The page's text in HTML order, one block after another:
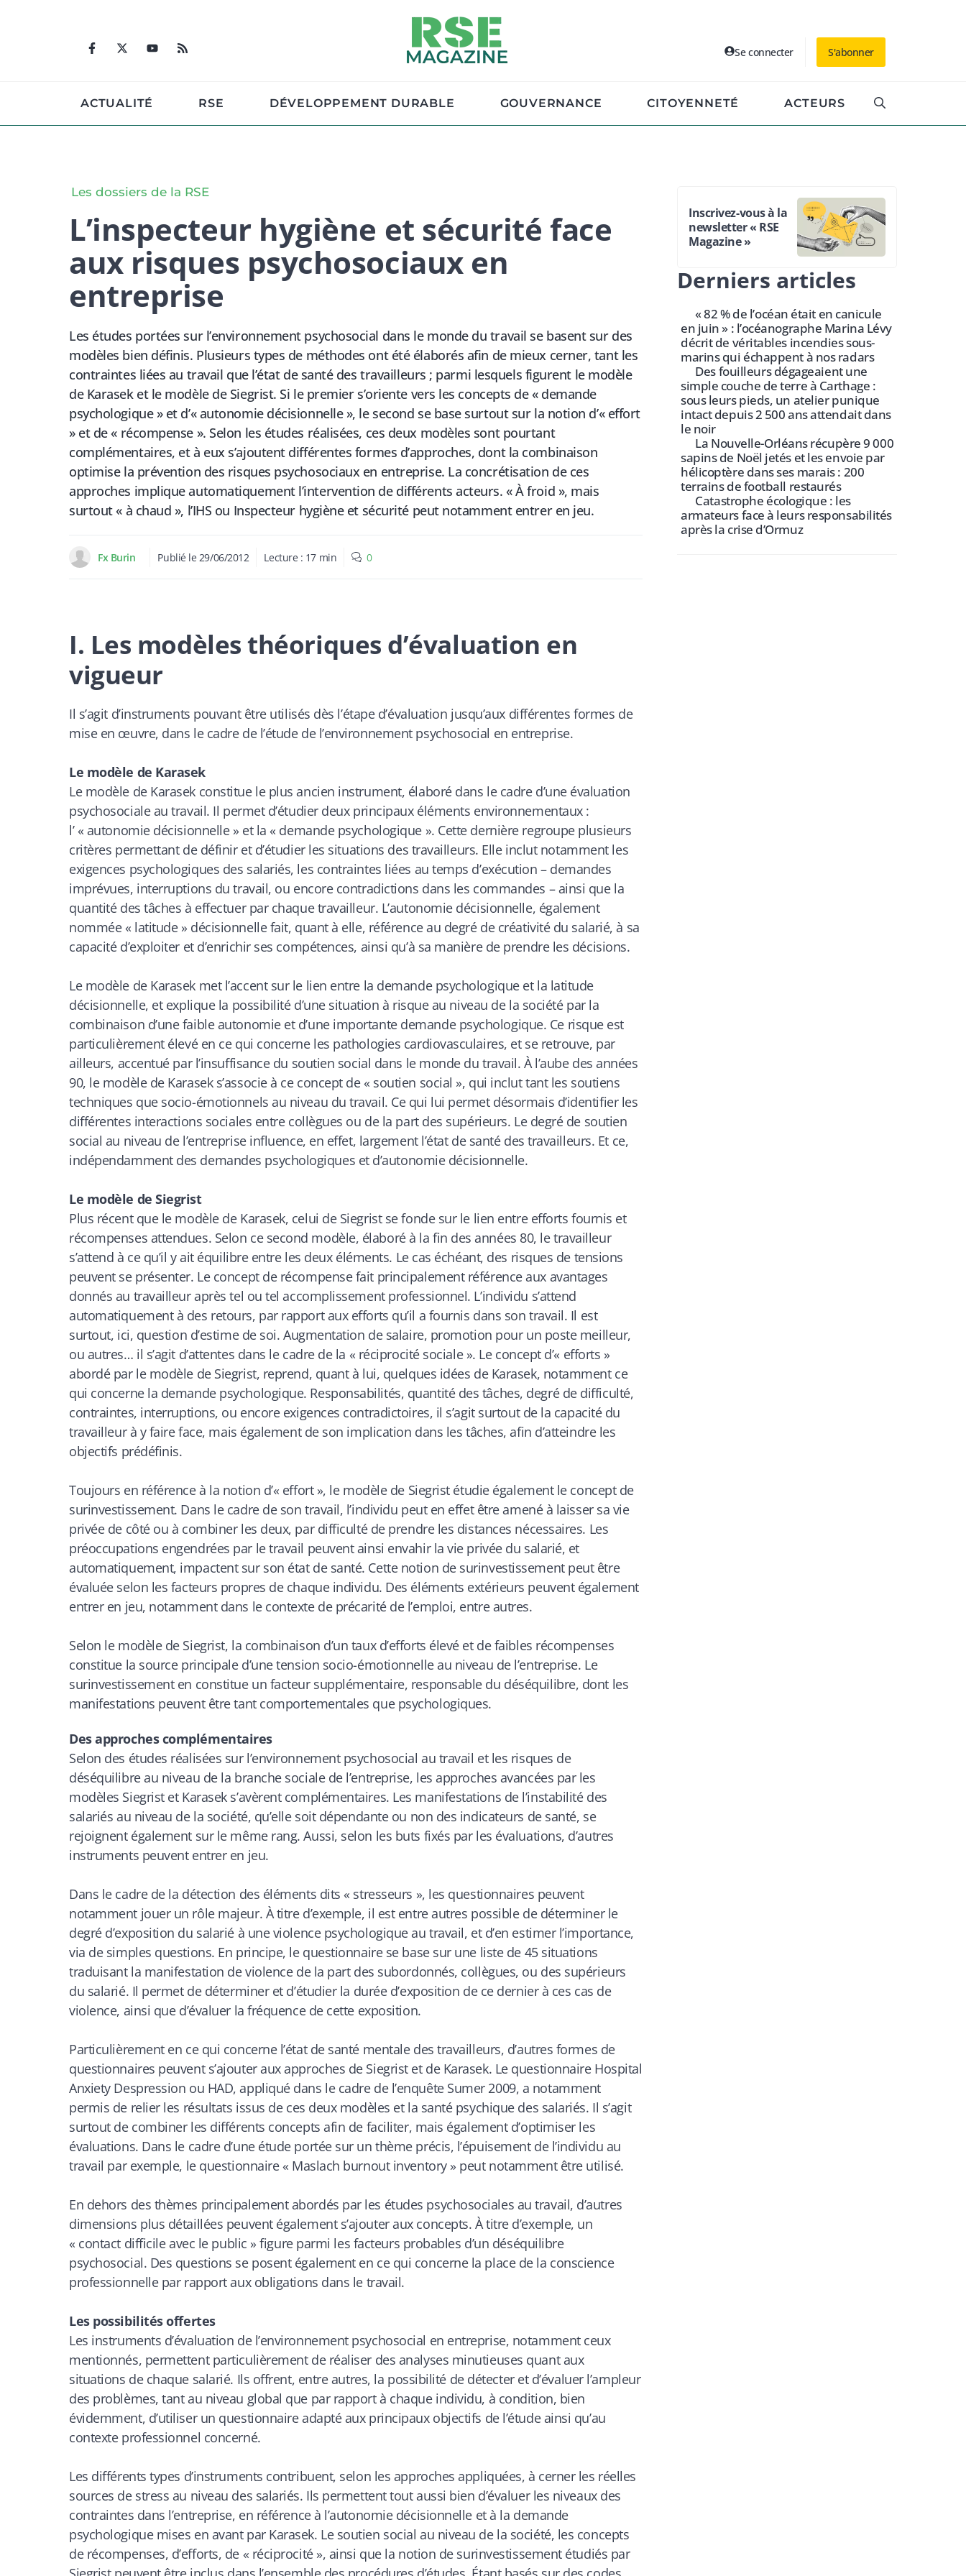
Se connecter S'abonner
ACTUALITÉ RSE DÉVELOPPEMENT DURABLE GOUVERNANCE CITOYENNETÉ ACTEURS
Les dossiers de la RSE
L’inspecteur hygiène et sécurité face
aux risques psychosociaux en
entreprise
Les études portées sur l’environnement psychosocial dans le monde du travail se basent sur des
modèles bien définis. Plusieurs types de méthodes ont été élaborés afin de mieux cerner, tant les
contraintes liées au travail que l’état de santé des travailleurs ; parmi lesquels figurent le modèle
de Karasek et le modèle de Siegrist. Si le premier s’oriente vers les concepts de « demande
psychologique » et d’« autonomie décisionnelle », le second se base surtout sur la notion d’« effort
» et de « récompense ». Selon les études réalisées, ces deux modèles sont pourtant
complémentaires, et à eux s’ajoutent différentes formes d’approches, dont la combinaison
optimise la prévention des risques psychosociaux en entreprise. La concrétisation de ces
approches implique automatiquement l’intervention de différents acteurs. « À froid », mais
surtout « à chaud », l’IHS ou Inspecteur hygiène et sécurité peut notamment entrer en jeu.
Fx Burin Publié le 29/06/2012 Lecture : 17 min 0
I. Les modèles théoriques d’évaluation en
vigueur
Il s’agit d’instruments pouvant être utilisés dès l’étape d’évaluation jusqu’aux différentes formes de
mise en œuvre, dans le cadre de l’étude de l’environnement psychosocial en entreprise.
Le modèle de Karasek
Le modèle de Karasek constitue le plus ancien instrument, élaboré dans le cadre d’une évaluation
psychosociale au travail. Il permet d’étudier deux principaux éléments environnementaux :
l’ « autonomie décisionnelle » et la « demande psychologique ». Cette dernière regroupe plusieurs
critères permettant de définir et d’étudier les situations des travailleurs. Elle inclut notamment les
exigences psychologiques des salariés, les contraintes liées au temps d’exécution – demandes
imprévues, interruptions du travail, ou encore contradictions dans les commandes – ainsi que la
quantité des tâches à effectuer par chaque travailleur. L’autonomie décisionnelle, également
nommée « latitude » décisionnelle fait, quant à elle, référence au degré de créativité du salarié, à sa
capacité d’exploiter et d’enrichir ses compétences, ainsi qu’à sa manière de prendre les décisions.
Le modèle de Karasek met l’accent sur le lien entre la demande psychologique et la latitude
décisionnelle, et explique la possibilité d’une situation à risque au niveau de la société par la
combinaison d’une faible autonomie et d’une importante demande psychologique. Ce risque est
particulièrement élevé en ce qui concerne les pathologies cardiovasculaires, et se retrouve, par
ailleurs, accentué par l’insuffisance du soutien social dans le monde du travail. À l’aube des années
90, le modèle de Karasek s’associe à ce concept de « soutien social », qui inclut tant les soutiens
techniques que socio-émotionnels au niveau du travail. Ce qui lui permet désormais d’identifier les
différentes interactions sociales entre collègues ou de la part des supérieurs. Le degré de soutien
social au niveau de l’entreprise influence, en effet, largement l’état de santé des travailleurs. Et ce,
indépendamment des demandes psychologiques et d’autonomie décisionnelle.
Le modèle de Siegrist
Plus récent que le modèle de Karasek, celui de Siegrist se fonde sur le lien entre efforts fournis et
récompenses attendues. Selon ce second modèle, élaboré à la fin des années 80, le travailleur
s’attend à ce qu’il y ait équilibre entre les deux éléments. Le cas échéant, des risques de tensions
peuvent se présenter. Le concept de récompense fait principalement référence aux avantages
donnés au travailleur après tel ou tel accomplissement professionnel. L’individu s’attend
automatiquement à des retours, par rapport aux efforts qu’il a fournis dans son travail. Il est
surtout, ici, question d’estime de soi. Augmentation de salaire, promotion pour un poste meilleur,
ou autres… il s’agit d’attentes dans le cadre de la « réciprocité sociale ». Le concept d’« efforts »
abordé par le modèle de Siegrist, reprend, quant à lui, quelques idées de Karasek, notamment ce
qui concerne la demande psychologique. Responsabilités, quantité des tâches, degré de difficulté,
contraintes, interruptions, ou encore exigences contradictoires, il s’agit surtout de la capacité du
travailleur à y faire face, mais également de son implication dans les tâches, afin d’atteindre les
objectifs prédéfinis.
Toujours en référence à la notion d’« effort », le modèle de Siegrist étudie également le concept de
surinvestissement. Dans le cadre de son travail, l’individu peut en effet être amené à laisser sa vie
privée de côté ou à combiner les deux, par difficulté de prendre les distances nécessaires. Les
préoccupations engendrées par le travail peuvent ainsi envahir la vie privée du salarié, et
automatiquement, impactent sur son état de santé. Cette notion de surinvestissement peut être
évaluée selon les facteurs propres de chaque individu. Des éléments extérieurs peuvent également
entrer en jeu, notamment dans le contexte de précarité de l’emploi, entre autres.
Selon le modèle de Siegrist, la combinaison d’un taux d’efforts élevé et de faibles récompenses
constitue la source principale d’une tension socio-émotionnelle au niveau de l’entreprise. Le
surinvestissement en constitue un facteur supplémentaire, responsable du déséquilibre, dont les
manifestations peuvent être tant comportementales que psychologiques.
Des approches complémentaires
Selon des études réalisées sur l’environnement psychosocial au travail et les risques de
déséquilibre au niveau de la branche sociale de l’entreprise, les approches avancées par les
modèles Siegrist et Karasek s’avèrent complémentaires. Les manifestations de l’instabilité des
salariés au niveau de la société, qu’elle soit dépendante ou non des indicateurs de santé, se
rejoignent également sur le même rang. Aussi, selon les buts fixés par les évaluations, d’autres
instruments peuvent entrer en jeu.
Dans le cadre de la détection des éléments dits « stresseurs », les questionnaires peuvent
notamment jouer un rôle majeur. À titre d’exemple, il est entre autres possible de déterminer le
degré d’exposition du salarié à une violence psychologique au travail, et d’en estimer l’importance,
via de simples questions. En principe, le questionnaire se base sur une liste de 45 situations
traduisant la manifestation de violence de la part des subordonnés, collègues, ou des supérieurs
du salarié. Il permet de déterminer et d’étudier la durée d’exposition de ce dernier à ces cas de
violence, ainsi que d’évaluer la fréquence de cette exposition.
Particulièrement en ce qui concerne l’état de santé mentale des travailleurs, d’autres formes de
questionnaires peuvent s’ajouter aux approches de Siegrist et de Karasek. Le questionnaire Hospital
Anxiety Despression ou HAD, appliqué dans le cadre de l’enquête Sumer 2009, a notamment
permis de relier les résultats issus de ces deux modèles et la santé psychique des salariés. Il s’agit
surtout de combiner les différents concepts afin de faciliter, mais également d’optimiser les
évaluations. Dans le cadre d’une étude portée sur un thème précis, l’épuisement de l’individu au
travail par exemple, le questionnaire « Maslach burnout inventory » peut notamment être utilisé.
En dehors des thèmes principalement abordés par les études psychosociales au travail, d’autres
dimensions plus détaillées peuvent également s’ajouter aux concepts. À titre d’exemple, un
« contact difficile avec le public » figure parmi les facteurs probables d’un déséquilibre
psychosocial. Des questions se posent également en ce qui concerne la place de la conscience
professionnelle par rapport aux obligations dans le travail.
Les possibilités offertes
Les instruments d’évaluation de l’environnement psychosocial en entreprise, notamment ceux
mentionnés, permettent particulièrement de réaliser des analyses minutieuses quant aux
situations de chaque salarié. Ils offrent, entre autres, la possibilité de détecter et d’évaluer l’ampleur
des problèmes, tant au niveau global que par rapport à chaque individu, à condition, bien
évidemment, d’utiliser un questionnaire adapté aux principaux objectifs de l’étude ainsi qu’au
contexte professionnel concerné.
Les différents types d’instruments contribuent, selon les approches appliquées, à cerner les réelles
sources de stress au niveau des salariés. Ils permettent tout aussi bien d’évaluer les niveaux des
contraintes dans l’entreprise, en référence à l’autonomie décisionnelle et à la demande
psychologique mises en avant par Karasek. Le soutien social au niveau de la société, les concepts
de récompenses, d’efforts, de « réciprocité », ainsi que la notion de surinvestissement étudiés par
Inscrivez-vous à la
newsletter « RSE
Magazine »
Derniers articles
« 82 % de l’océan était en canicule
en juin » : l’océanographe Marina Lévy
décrit de véritables incendies sous-
marins qui échappent à nos radars
Des fouilleurs dégageaient une
simple couche de terre à Carthage :
sous leurs pieds, un atelier punique
intact depuis 2 500 ans attendait dans
le noir
La Nouvelle-Orléans récupère 9 000
sapins de Noël jetés et les envoie par
hélicoptère dans ses marais : 200
terrains de football restaurés
Catastrophe écologique : les
armateurs face à leurs responsabilités
après la crise d’Ormuz